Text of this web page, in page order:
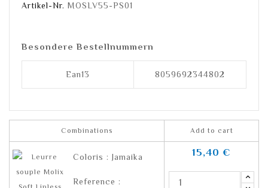
Artikel-Nr. MOSLV55-PS01
Besondere Bestellnummern
Ean13 8059692344802
Combinations Add to cart
Coloris : Jamaika
Reference :
15,40 €